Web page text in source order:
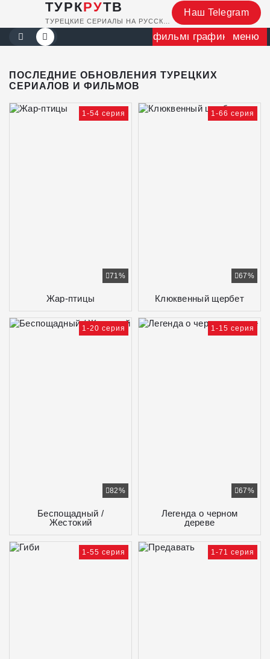
ТУРКРУТВ Наш Telegram
фильмыграфик меню
ПОСЛЕДНИЕ ОБНОВЛЕНИЯ ТУРЕЦКИХ
СЕРИАЛОВ И ФИЛЬМОВ
Жар-птицы
71%
1-54 серия
Клюквенный щербет
67%
1-66 серия
Беспощадный /
Жестокий
82%
1-20 серия
Легенда о черном
дереве
67%
1-15 серия
1-55 серия 1-71 серия